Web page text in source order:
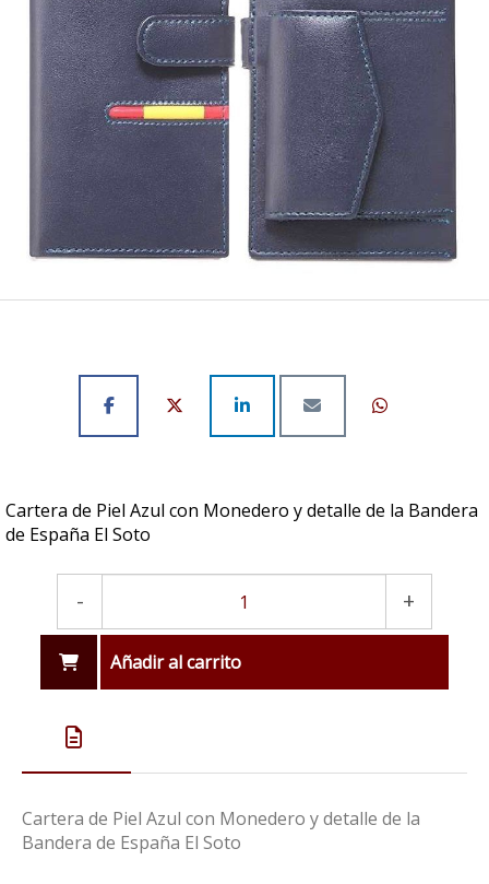
Cartera de Piel Azul con Monedero y detalle de la Bandera
de España El Soto
- +
Añadir al carrito
Cartera de Piel Azul con Monedero y detalle de la
Bandera de España El Soto